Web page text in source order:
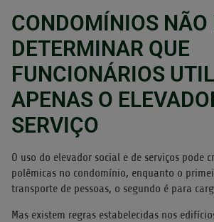
CONDOMÍNIOS NÃO
DETERMINAR QUE
FUNCIONÁRIOS
APENAS O
SERVIÇO
O uso do elevador social e de serviços pode
polêmicas no condomínio, enquanto o
transporte de pessoas, o segundo é para
Mas existem regras estabelecidas nos